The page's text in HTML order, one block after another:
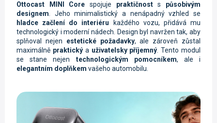
Ottocast MINI Core spojuje praktičnosts působivým
designem. Jeho minimalistický a nenápadný vzhled se
hladce začlení do interiéru každého vozu, přidává mu
technologický i moderní nádech. Design byl navržen tak, aby
splňoval nejen estetické požadavky, ale zároveň zůstal
maximálně praktickýa uživatelsky příjemný. Tento modul
se stane nejen technologickým pomocníkem, ale i
elegantním doplňkem vašeho automobilu.